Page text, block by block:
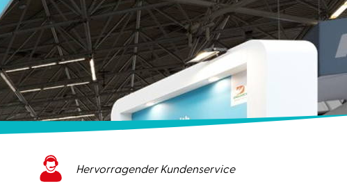
Hervorragender Kundenservice